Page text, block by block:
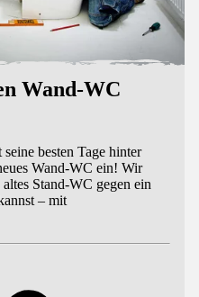
Wand-WC
besten Tage hinter
Wand-WC ein! Wir
Stand-WC gegen ein
– mit